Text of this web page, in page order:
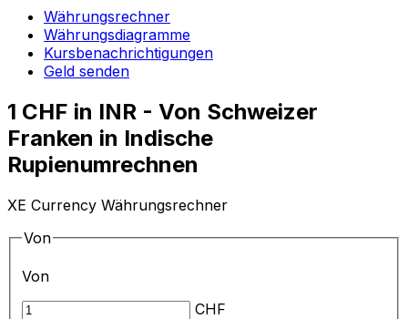
Währungsrechner
Währungsdiagramme
Kursbenachrichtigungen
Geld senden
1 CHF in INR - Von Schweizer
Franken in Indische
Rupienumrechnen
XE Currency Währungsrechner
Von
Von
CHF